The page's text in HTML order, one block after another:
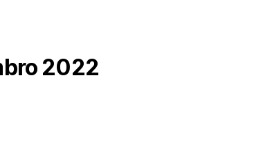
2022